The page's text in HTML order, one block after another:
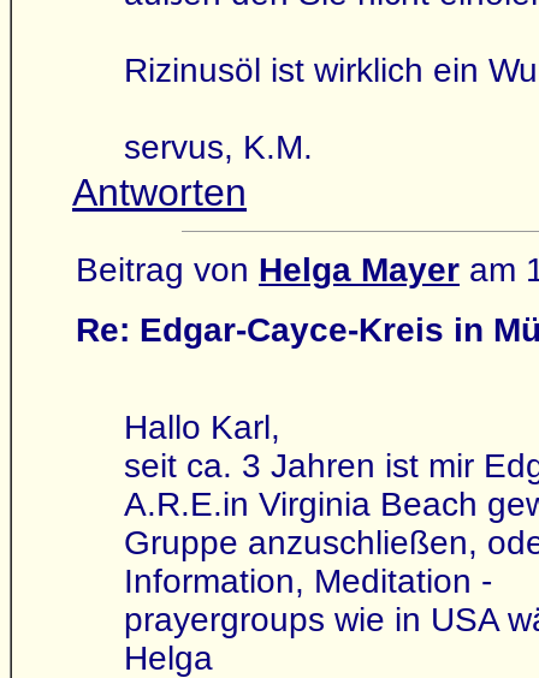
Rizinusöl ist wirklich ein
servus, K.M.
Antworten
Beitrag von Helga Mayer am
Re: Edgar-Cayce-Kreis in
Hallo Karl,
seit ca. 3 Jahren ist mir
A.R.E.in Virginia Beach
Gruppe anzuschließen,
Information, Meditation -
prayergroups wie in USA
Helga